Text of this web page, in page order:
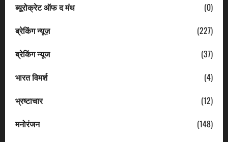
ब्यूरोक्रेट ऑफ द मंथ
(0)
ब्रेकिंग न्यूज़
(227)
ब्रेकिंग न्यूज
(37)
भारत विमर्श
(4)
भ्रष्टाचार
(12)
मनोरंजन
(148)